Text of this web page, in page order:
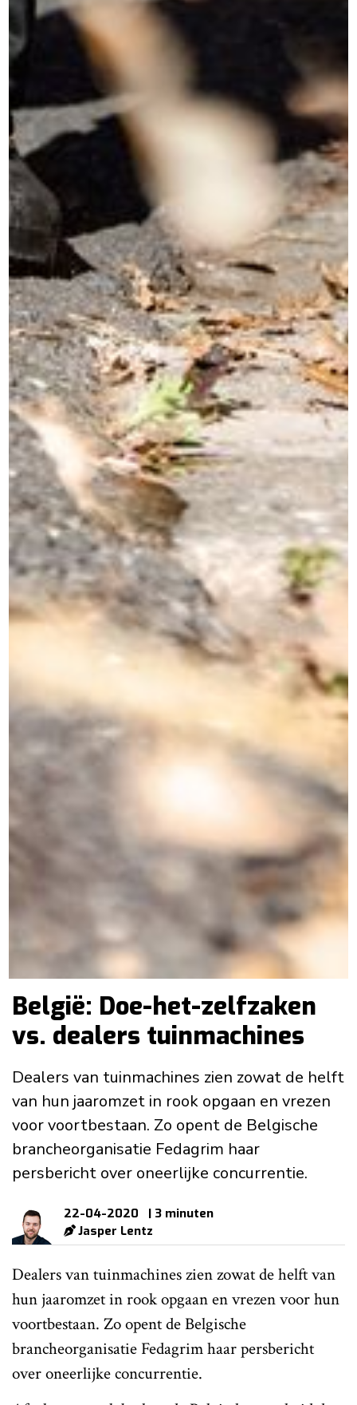
België: Doe-het-zelfzaken
vs. dealers tuinmachines
Dealers van tuinmachines zien zowat de helft
van hun jaaromzet in rook opgaan en vrezen
voor voortbestaan. Zo opent de Belgische
brancheorganisatie Fedagrim haar
persbericht over oneerlijke concurrentie.
22-04-2020
| 3 minuten
Jasper Lentz
Dealers van tuinmachines zien zowat de helft van
hun jaaromzet in rook opgaan en vrezen voor hun
voortbestaan. Zo opent de Belgische
brancheorganisatie Fedagrim haar persbericht
over oneerlijke concurrentie.